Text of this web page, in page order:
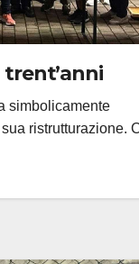
simbolicamente
ristrutturazione.